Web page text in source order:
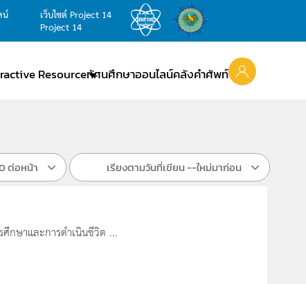
น์
เว็บไซต์ Project 14
Project 14
Resourceทัศนศึกษาออนไลน์คลังคำศัพท์
ต่อหน้า เรียงตามวันที่เขียน --ใหม่มาก่อน
กษาและการดำเนินชีวิต ...